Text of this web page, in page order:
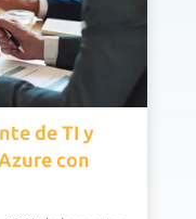
de TI y
con